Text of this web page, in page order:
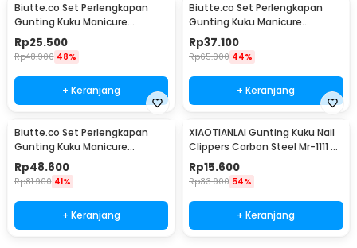
Biutte.co Set Perlengkapan
Gunting Kuku Manicure
Pedicure Nail Clipper 10 PCS -
S0M020
Rp25.500
Rp48.900 48%
+ Keranjang
Biutte.co Set Perlengkapan
Gunting Kuku Manicure
Pedicure Nail Clipper 12 PCS -
S0M020
Rp37.100
Rp65.900 44%
+ Keranjang
Biutte.co Set Perlengkapan
Gunting Kuku Manicure
Pedicure Nail Clipper 16 PCS -
S0M020
Rp48.600
Rp81.900 41%
+ Keranjang
XIAOTIANLAI Gunting Kuku Nail
Clippers Carbon Steel Mr-1111 -
XGK
Rp15.600
Rp33.900 54%
+ Keranjang